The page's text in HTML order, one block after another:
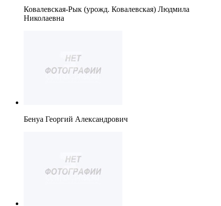
Ковалевская-Рык (урожд. Ковалевская) Людмила
Николаевна
Бенуа Георгий Александрович